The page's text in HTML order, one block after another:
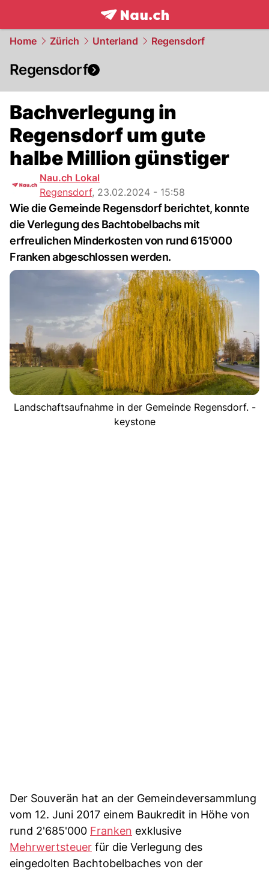
frontpage.NAU.ch
Home Zürich Unterland Regensdorf
Regensdorf
Bachverlegung in
Regensdorf um gute
halbe Million günstiger
Nau.ch Lokal
Regensdorf, 23.02.2024 - 15:58
Wie die Gemeinde Regensdorf berichtet, konnte
die Verlegung des Bachtobelbachs mit
erfreulichen Minderkosten von rund 615'000
Franken abgeschlossen werden.
Landschaftsaufnahme in der Gemeinde Regensdorf. -
keystone
Der Souverän hat an der Gemeindeversammlung
vom 12. Juni 2017 einem Baukredit in Höhe von
rund 2'685'000 Franken exklusive
Mehrwertsteuer für die Verlegung des
eingedolten Bachtobelbaches von der